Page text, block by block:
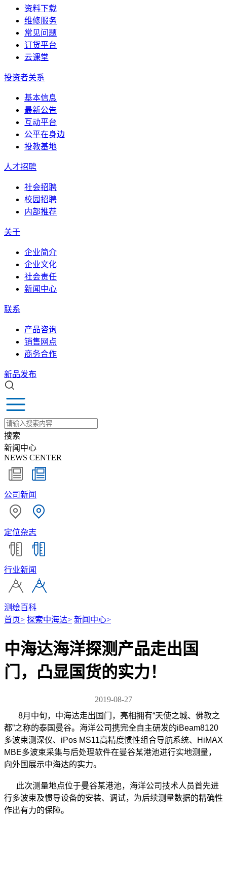
资料下载
维修服务
常见问题
订货平台
云课堂
投资者关系
基本信息
最新公告
互动平台
公平在身边
投教基地
人才招聘
社会招聘
校园招聘
内部推荐
关于
企业简介
企业文化
社会责任
新闻中心
联系
产品咨询
销售网点
商务合作
新品发布
搜索
新闻中心
NEWS CENTER
公司新闻
定位杂志
行业新闻
测绘百科
首页> 探索中海达> 新闻中心>
中海达海洋探测产品走出国
门，凸显国货的实力！
2019-08-27
8月中旬，中海达走出国门，亮相拥有“天使之城、佛教之
都”之称的泰国曼谷。海洋公司携完全自主研发的iBeam8120
多波束测深仪、iPos MS11高精度惯性组合导航系统、HiMAX
MBE多波束采集与后处理软件在曼谷某港池进行实地测量，
向外国展示中海达的实力。
此次测量地点位于曼谷某港池，海洋公司技术人员首先进
行多波束及惯导设备的安装、调试，为后续测量数据的精确性
作出有力的保障。